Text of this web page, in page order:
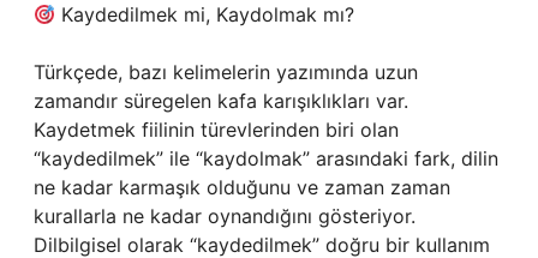
Kaydedilmek mi, Kaydolmak mı?
Türkçede, bazı kelimelerin yazımında uzun
zamandır süregelen kafa karışıklıkları var.
Kaydetmek fiilinin türevlerinden biri olan
“kaydedilmek” ile “kaydolmak” arasındaki fark, dilin
ne kadar karmaşık olduğunu ve zaman zaman
kurallarla ne kadar oynandığını gösteriyor.
Dilbilgisel olarak “kaydedilmek” doğru bir kullanım